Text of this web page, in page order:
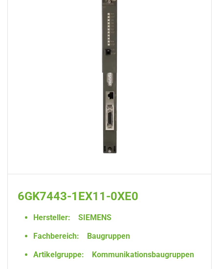
6GK7443-1EX11-0XE0
Hersteller:
SIEMENS
Fachbereich:
Baugruppen
Artikelgruppe:
Kommunikationsbaugruppen